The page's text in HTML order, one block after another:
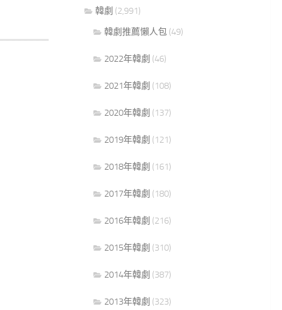
韓劇 (2,991)
韓劇推薦懶人包 (49)
2022年韓劇 (46)
2021年韓劇 (108)
2020年韓劇 (137)
2019年韓劇 (121)
2018年韓劇 (161)
2017年韓劇 (180)
2016年韓劇 (216)
2015年韓劇 (310)
2014年韓劇 (387)
2013年韓劇 (323)